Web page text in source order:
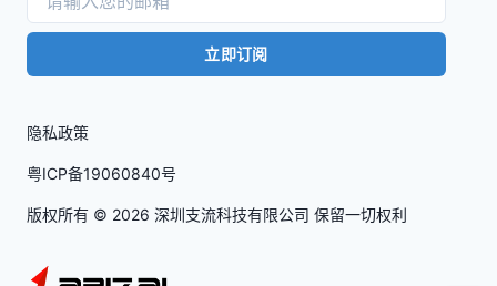
立即订阅
隐私政策
粤ICP备19060840号
版权所有 © 2026 深圳支流科技有限公司 保留一切权利